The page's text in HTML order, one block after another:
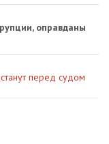
оправданы
перед судом